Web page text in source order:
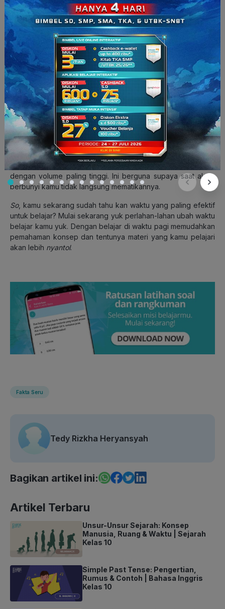
Kedua, kamu bisa memasang alarm dihandphone
kamu untuk
membantu kamu bangun lebih pagi. Pastikan posisi
handphone kamu tidak berada di samping bantal dan atur
dengan volume paling tinggi. Ini berguna supaya saat alarm
berbunyi kamu tidak langsung mematikannya.
So, kamu sekarang sudah tahu kan waktu yang paling efektif
untuk belajar? Mulai sekarang yuk perlahan-lahan ubah waktu
belajar kamu yuk. Dengan belajar di waktu pagi memudahkan
pemahaman konsep dan tentunya materi yang kamu pelajari
akan lebih nyantol.
Fakta Seru
Tedy Rizkha Heryansyah
Bagikan artikel ini:
Artikel Terbaru
Unsur-Unsur Sejarah: Konsep
Manusia, Ruang & Waktu | Sejarah
Kelas 10
Simple Past Tense: Pengertian,
Rumus & Contoh | Bahasa Inggris
Kelas 10